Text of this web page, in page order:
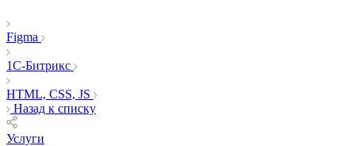
Figma
1C-Битрикс
HTML, CSS, JS
Назад к списку
Услуги